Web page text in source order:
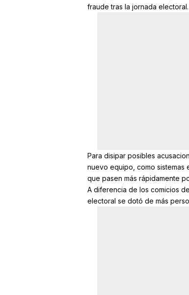
fraude tras la jornada electoral.
Para disipar posibles
nuevo equipo, como sistemas
que pasen más rápidamente
A diferencia de los comicios
electoral se dotó de más